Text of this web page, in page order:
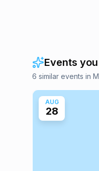
Events
6 similar events in
AUG
28